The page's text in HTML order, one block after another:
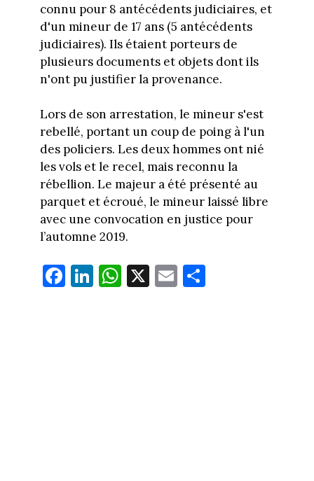
connu pour 8 antécédents judiciaires, et
d'un mineur de 17 ans (5 antécédents
judiciaires). Ils étaient porteurs de
plusieurs documents et objets dont ils
n'ont pu justifier la provenance.
Lors de son arrestation, le mineur s'est
rebellé, portant un coup de poing à l'un
des policiers. Les deux hommes ont nié
les vols et le recel, mais reconnu la
rébellion. Le majeur a été présenté au
parquet et écroué, le mineur laissé libre
avec une convocation en justice pour
l’automne 2019.
Fa
ce
Li
nk
W
ha
X E
m
Pa
rt